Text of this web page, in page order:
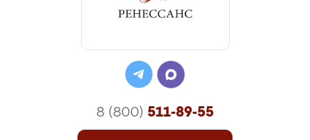
8 (800) 511-89-55